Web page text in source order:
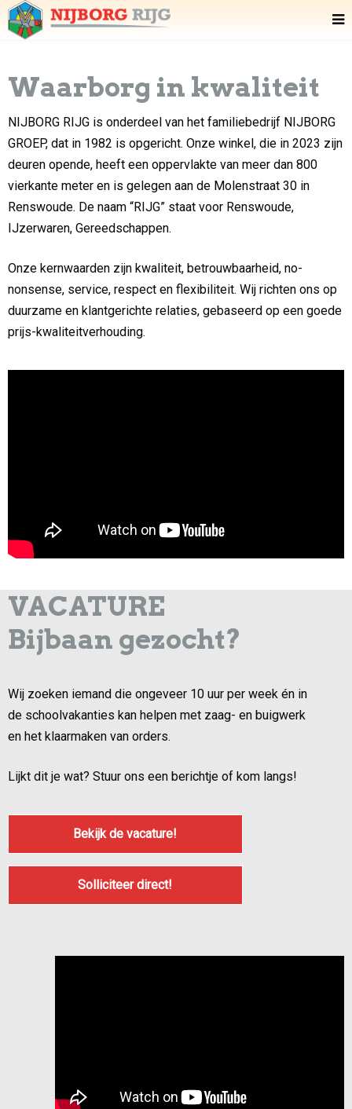
Waarborg in kwaliteit
NIJBORG RIJG is onderdeel van het familiebedrijf NIJBORG
GROEP, dat in 1982 is opgericht. Onze winkel, die in 2023 zijn
deuren opende, heeft een oppervlakte van meer dan 800
vierkante meter en is gelegen aan de Molenstraat 30 in
Renswoude. De naam “RIJG” staat voor Renswoude,
IJzerwaren, Gereedschappen.
Onze kernwaarden zijn kwaliteit, betrouwbaarheid, no-
nonsense, service, respect en flexibiliteit. Wij richten ons op
duurzame en klantgerichte relaties, gebaseerd op een goede
prijs-kwaliteitverhouding.
VACATURE
Bijbaan gezocht?
Wij zoeken iemand die ongeveer 10 uur per week én in
de schoolvakanties kan helpen met zaag- en buigwerk
en het klaarmaken van orders.
Lijkt dit je wat? Stuur ons een berichtje of kom langs!
Bekijk de vacature!
Solliciteer direct!